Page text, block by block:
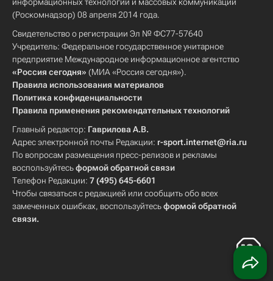
информационных технологий и массовых коммуникаций
(Роскомнадзор) 08 апреля 2014 года.
Свидетельство о регистрации Эл № ФС77-57640
Учредитель: Федеральное государственное унитарное
предприятие Международное информационное агентство
«Россия сегодня» (МИА «Россия сегодня»).
Правила использования материалов
Политика конфиденциальности
Правила применения рекомендательных технологий
Главный редактор: Гаврилова А.В.
Адрес электронной почты Редакции: r-sport.internet@ria.ru
По вопросам размещения пресс-релизов и рекламы
воспользуйтесьформой обратной связи
Телефон Редакции: 7 (495) 645-6601
Чтобы связаться с редакцией или сообщить обо всех
замеченных ошибках, воспользуйтесьформой обратной
связи.